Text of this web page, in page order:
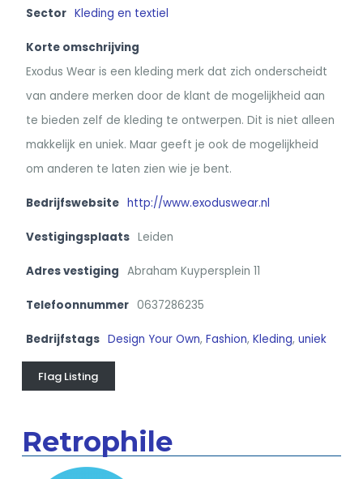
Sector Kleding en textiel
Korte omschrijving
Exodus Wear is een kleding merk dat zich onderscheidt
van andere merken door de klant de mogelijkheid aan
te bieden zelf de kleding te ontwerpen. Dit is niet alleen
makkelijk en uniek. Maar geeft je ook de mogelijkheid
om anderen te laten zien wie je bent.
Bedrijfswebsite http://www.exoduswear.nl
Vestigingsplaats Leiden
Adres vestiging Abraham Kuypersplein 11
Telefoonnummer 0637286235
Bedrijfstags Design Your Own, Fashion, Kleding, uniek
Flag Listing
Retrophile